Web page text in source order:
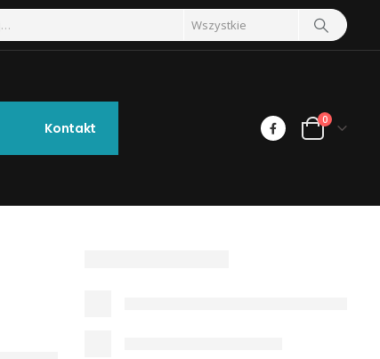
Kontakt 0